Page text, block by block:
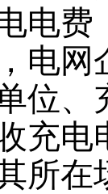
电
电
位
充
所